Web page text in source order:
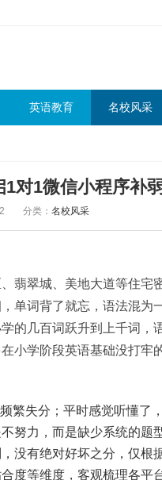
英语教育 名校风采
对1微信小程序补
分类： 名校风采
翡翠城、美地大道等住宅
单词背了就忘，语法混为
的几百词跃升到上千词，
小学阶段英语基础没打牢
繁失分；平时感觉听懂了
努力，而是缺少系统的题
没有绝对好坏之分，仅根
度等维度，客观梳理各平